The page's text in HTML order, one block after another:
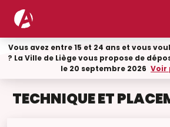
Vous avez entre 15 et 24 ans et vous
? La Ville de Liège vous propose de
le 20 septembre 2026 Voir
TECHNIQUE ET